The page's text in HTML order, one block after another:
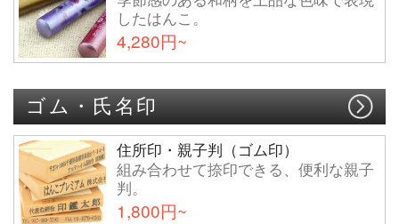
したはんこ。
4,280円~
ゴム・氏名印
住所印・親子判（ゴム印）
組み合わせて捺印できる、便利な親子
判。
1,800円~